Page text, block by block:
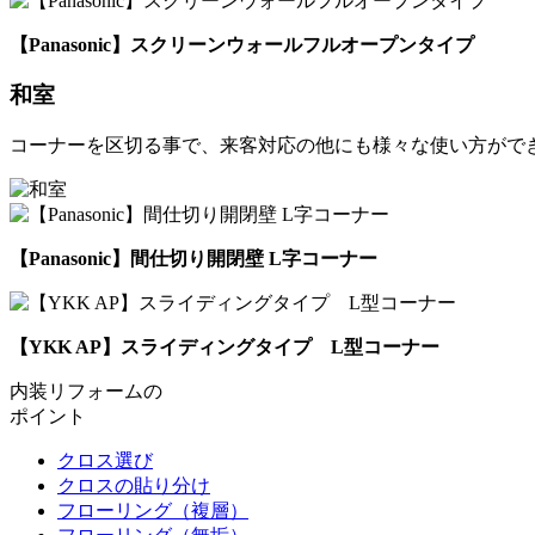
【Panasonic】スクリーンウォールフルオープンタイプ
和室
コーナーを区切る事で、来客対応の他にも様々な使い方がで
【Panasonic】間仕切り開閉壁 L字コーナー
【YKK AP】スライディングタイプ L型コーナー
内装リフォームの
ポイント
クロス選び
クロスの貼り分け
フローリング（複層）